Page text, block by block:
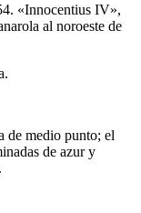
«Innocentius IV»,
al noroeste de
de medio punto; el
de azur y